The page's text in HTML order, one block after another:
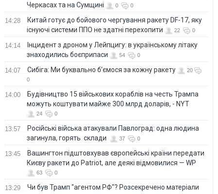
Черкасах та на Сумщині
0 0
14:28
Китай готує до бойового чергування ракету DF-17, яку
існуючі системи ППО не здатні перехопити
22 0
14:14
Інцидент з дроном у Лейпцигу: в українському літаку
знаходились боєприпаси
54 0
14:07 Сибіга: Ми буквально б’ємося за кожну ракету
20
0
14:00
Будівництво 15 військових кораблів на честь Трампа
можуть коштувати майже 300 млрд доларів, - NYT
24 0
13:57
Російські війська атакували Павлоград: одна людина
загинула, горять склади
37 0
13:45
Вашингтон підштовхував європейські країни передати
Києву ракети до Patriot, але деякі відмовилися — WP
63 0
13:29
Чи був Трамп "агентом РФ"? Розсекречено матеріали